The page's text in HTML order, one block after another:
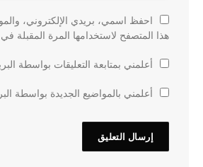
احفظ اسمي، بريدي الإلكتروني،
هذا المتصفح لاستخدامها المرة المقبلة
أعلمني بمتابعة التعليقات بواسطة
أعلمني بالمواضيع الجديدة بواسطة